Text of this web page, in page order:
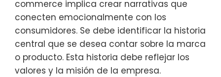
commerce implica crear narrativas que
conecten emocionalmente con los
consumidores. Se debe identificar la historia
central que se desea contar sobre la marca
o producto. Esta historia debe reflejar los
valores y la misión de la empresa.